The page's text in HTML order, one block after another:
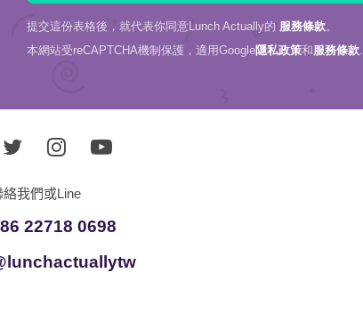
提交這份表格後，就代表你同意Lunch Actually的 服務條款。
本網站受reCAPTCHA機制保護，適用Google隱私政策和服務條款.
絡我們或Line
22718 0698